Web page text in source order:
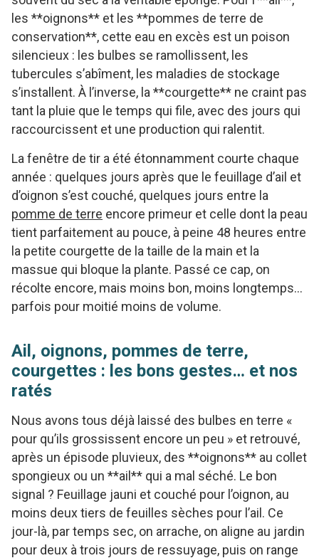
les **oignons** et les **pommes de terre de
conservation**, cette eau en excès est un poison
silencieux : les bulbes se ramollissent, les
tubercules s’abîment, les maladies de stockage
s’installent. À l’inverse, la **courgette** ne craint pas
tant la pluie que le temps qui file, avec des jours qui
raccourcissent et une production qui ralentit.
La fenêtre de tir a été étonnamment courte chaque
année : quelques jours après que le feuillage d’ail et
d’oignon s’est couché, quelques jours entre la
pomme de terre encore primeur et celle dont la peau
tient parfaitement au pouce, à peine 48 heures entre
la petite courgette de la taille de la main et la
massue qui bloque la plante. Passé ce cap, on
récolte encore, mais moins bon, moins longtemps…
parfois pour moitié moins de volume.
Ail, oignons, pommes de terre,
courgettes : les bons gestes… et nos
ratés
Nous avons tous déjà laissé des bulbes en terre «
pour qu’ils grossissent encore un peu » et retrouvé,
après un épisode pluvieux, des **oignons** au collet
spongieux ou un **ail** qui a mal séché. Le bon
signal ? Feuillage jauni et couché pour l’oignon, au
moins deux tiers de feuilles sèches pour l’ail. Ce
jour-là, par temps sec, on arrache, on aligne au jardin
pour deux à trois jours de ressuyage, puis on range